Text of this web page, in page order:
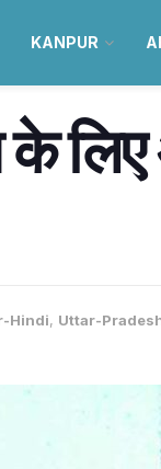
KANPUR
लिए
Hindi, Uttar-